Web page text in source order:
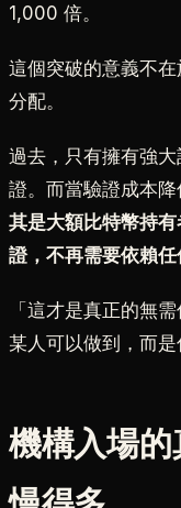
1,000 倍。
這個突破的意義不
分配。
過去，只有擁有強
證。而當驗證成本降
其是大額比特幣持
證，不再需要依賴任
「這才是真正的無
某人可以做到，而是
機構入場